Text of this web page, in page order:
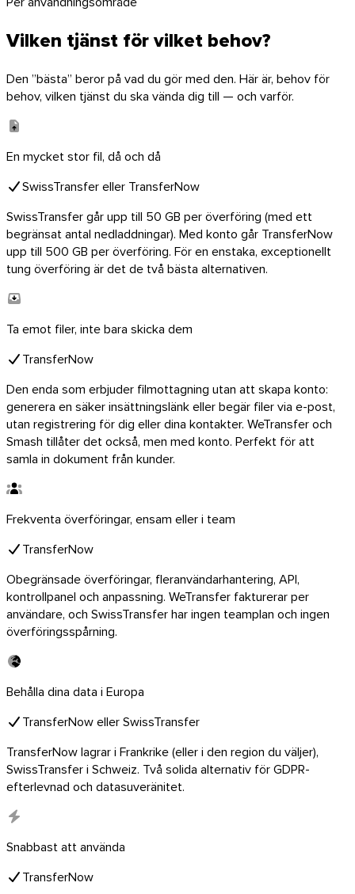
Vilken tjänst för vilket behov?
Den ”bästa” beror på vad du gör med den. Här är, behov för
behov, vilken tjänst du ska vända dig till — och varför.
En mycket stor fil, då och då
SwissTransfer eller TransferNow
SwissTransfer går upp till 50 GB per överföring (med ett
begränsat antal nedladdningar). Med konto går TransferNow
upp till 500 GB per överföring. För en enstaka, exceptionellt
tung överföring är det de två bästa alternativen.
Ta emot filer, inte bara skicka dem
TransferNow
Den enda som erbjuder filmottagning utan att skapa konto:
generera en säker insättningslänk eller begär filer via e-post,
utan registrering för dig eller dina kontakter. WeTransfer och
Smash tillåter det också, men med konto. Perfekt för att
samla in dokument från kunder.
Frekventa överföringar, ensam eller i team
TransferNow
Obegränsade överföringar, fleranvändarhantering, API,
kontrollpanel och anpassning. WeTransfer fakturerar per
användare, och SwissTransfer har ingen teamplan och ingen
överföringsspårning.
Behålla dina data i Europa
TransferNow eller SwissTransfer
TransferNow lagrar i Frankrike (eller i den region du väljer),
SwissTransfer i Schweiz. Två solida alternativ för GDPR-
efterlevnad och datasuveränitet.
Snabbast att använda
TransferNow